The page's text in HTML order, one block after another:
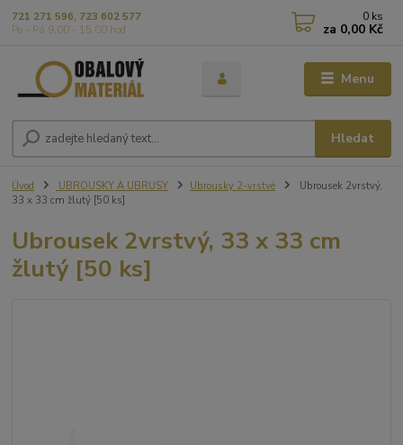
Menu
Hledat
721 271 596, 723 602 577
Po - Pá 9,00 - 15,00 hod
0 ks
za 0,00 Kč
Úvod UBROUSKY A UBRUSY Ubrousky 2-vrstvé
Ubrousek 2vrstvý,
33 x 33 cm žlutý [50 ks]
Ubrousek 2vrstvý, 33 x 33 cm
žlutý [50 ks]